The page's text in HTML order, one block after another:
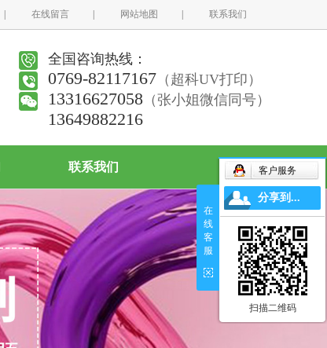
在线留言 网站地图 联系我们
全国咨询热线：
0769-82117167 （超科UV打印）
13316627058 （张小姐微信同号）
13649882216
联系我们
在
线
客
服
客户服务
分享到...
扫描二维码